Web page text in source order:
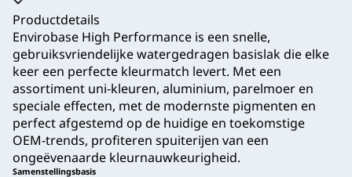
Productdetails
Envirobase High Performance is een snelle,
gebruiksvriendelijke watergedragen basislak die elke
keer een perfecte kleurmatch levert. Met een
assortiment uni-kleuren, aluminium, parelmoer en
speciale effecten, met de modernste pigmenten en
perfect afgestemd op de huidige en toekomstige
OEM-trends, profiteren spuiterijen van een
ongeëvenaarde kleurnauwkeurigheid.
Samenstellingsbasis